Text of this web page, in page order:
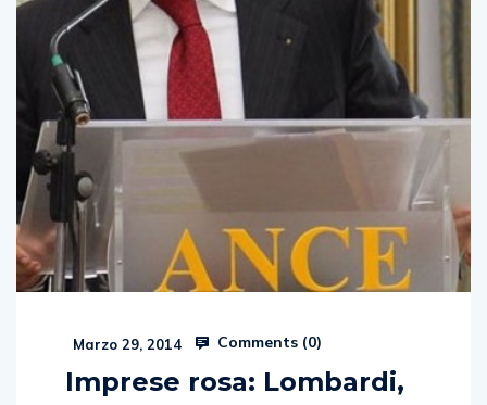
Marzo 29, 2014 Comments (0)
Imprese rosa: Lombardi,